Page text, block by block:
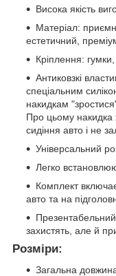
Висока якість
Матеріал:
естетичний,
Кріплення: гумки,
Антиковзкі
спеціальним
накидкам
Про цьому
сидіння авто і не
Універсальний
Легко
Комплект
авто та на
захистять, але й
Розміри:
Загальна